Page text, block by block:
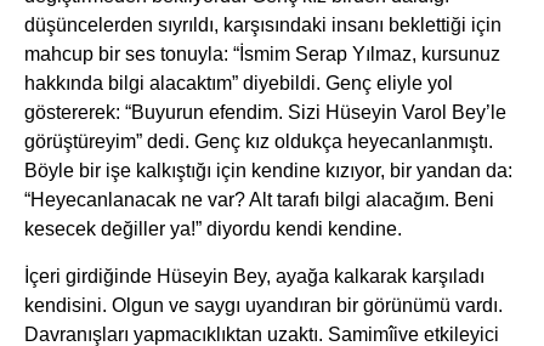
düşüncelerden sıyrıldı, karşısındaki insanı beklettiği için
mahcup bir ses tonuyla: “İsmim Serap Yılmaz, kursunuz
hakkında bilgi alacaktım” diyebildi. Genç eliyle yol
göstererek: “Buyurun efendim. Sizi Hüseyin Varol Bey’le
görüştüreyim” dedi. Genç kız oldukça heyecanlanmıştı.
Böyle bir işe kalkıştığı için kendine kızıyor, bir yandan da:
“Heyecanlanacak ne var? Alt tarafı bilgi alacağım. Beni
kesecek değiller ya!” diyordu kendi kendine.
İçeri girdiğinde Hüseyin Bey, ayağa kalkarak karşıladı
kendisini. Olgun ve saygı uyandıran bir görünümü vardı.
Davranışları yapmacıklıktan uzaktı. Samimîive etkileyici